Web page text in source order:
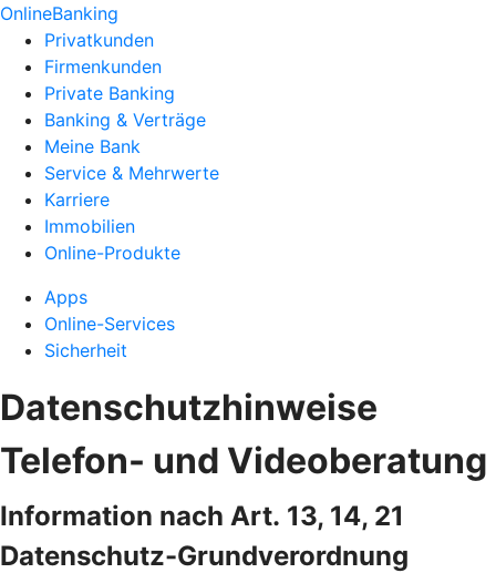
OnlineBanking
Privatkunden
Firmenkunden
Private Banking
Banking & Verträge
Meine Bank
Service & Mehrwerte
Karriere
Immobilien
Online-Produkte
Apps
Online-Services
Sicherheit
Datenschutzhinweise
Telefon- und Videoberatung
Information nach Art. 13, 14, 21
Datenschutz-Grundverordnung